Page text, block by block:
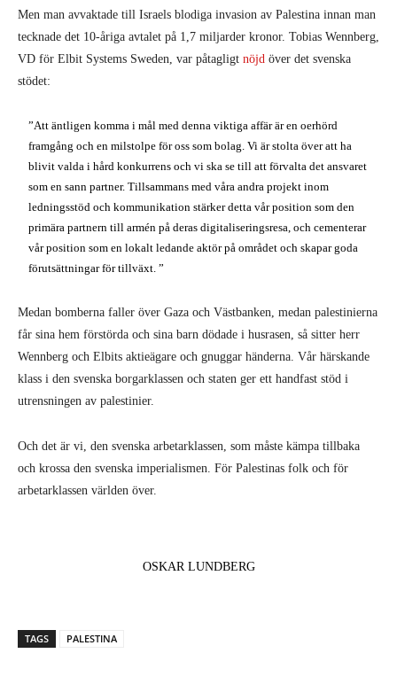
Men man avvaktade till Israels blodiga invasion av Palestina innan man
tecknade det 10-åriga avtalet på 1,7 miljarder kronor. Tobias Wennberg,
VD för Elbit Systems Sweden, var påtagligt nöjd över det svenska
stödet:
”Att äntligen komma i mål med denna viktiga affär är en oerhörd
framgång och en milstolpe för oss som bolag. Vi är stolta över att ha
blivit valda i hård konkurrens och vi ska se till att förvalta det ansvaret
som en sann partner. Tillsammans med våra andra projekt inom
ledningsstöd och kommunikation stärker detta vår position som den
primära partnern till armén på deras digitaliseringsresa, och cementerar
vår position som en lokalt ledande aktör på området och skapar goda
förutsättningar för tillväxt. ”
Medan bomberna faller över Gaza och Västbanken, medan palestinierna
får sina hem förstörda och sina barn dödade i husrasen, så sitter herr
Wennberg och Elbits aktieägare och gnuggar händerna. Vår härskande
klass i den svenska borgarklassen och staten ger ett handfast stöd i
utrensningen av palestinier.
Och det är vi, den svenska arbetarklassen, som måste kämpa tillbaka
och krossa den svenska imperialismen. För Palestinas folk och för
arbetarklassen världen över.
OSKAR LUNDBERG
TAGS PALESTINA